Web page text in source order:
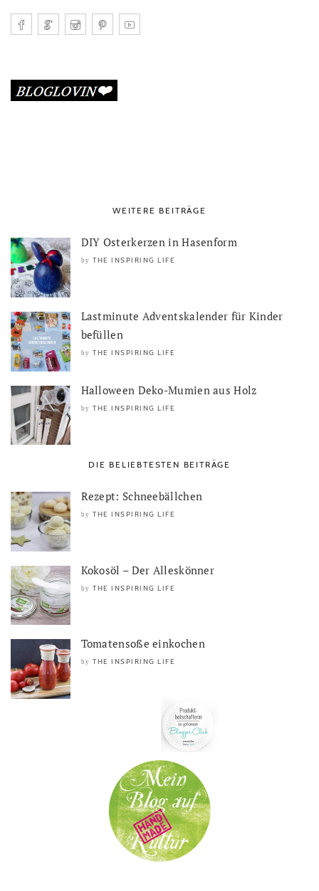
WEITERE BEITRÄGE
DIY Osterkerzen in Hasenform
by THE INSPIRING LIFE
Lastminute Adventskalender für Kinder
befüllen
by THE INSPIRING LIFE
Halloween Deko-Mumien aus Holz
by THE INSPIRING LIFE
DIE BELIEBTESTEN BEITRÄGE
Rezept: Schneebällchen
by THE INSPIRING LIFE
Kokosöl – Der Alleskönner
by THE INSPIRING LIFE
Tomatensoße einkochen
by THE INSPIRING LIFE